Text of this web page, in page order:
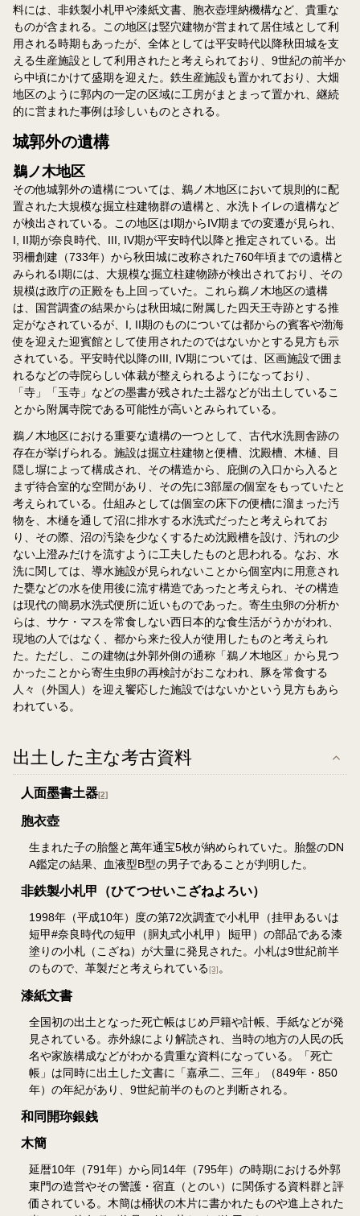
料には、非鉄製小札甲や漆紙文書、胞衣壺埋納機構など、貴重な
ものが含まれる。この地区は竪穴建物が営まれて居住域として利
用される時期もあったが、全体としては平安時代以降秋田城を支
える生産施設として利用されたと考えられており、9世紀の前半か
ら中頃にかけて盛期を迎えた。鉄生産施設も置かれており、大畑
地区のように郭内の一定の区域に工房がまとまって置かれ、継続
的に営まれた事例は珍しいものとされる。
城郭外の遺構
鵜ノ木地区
その他城郭外の遺構については、鵜ノ木地区において規則的に配
置された大規模な掘立柱建物群の遺構と、水洗トイレの遺構など
が検出されている。この地区はI期からIV期までの変遷が見られ、
I, II期が奈良時代、III, IV期が平安時代以降と推定されている。出
羽柵創建（733年）から秋田城に改称された760年頃までの遺構と
みられるI期には、大規模な掘立柱建物跡が検出されており、その
規模は政庁の正殿をも上回っていた。これら鵜ノ木地区の遺構
は、国営調査の結果からは秋田城に附属した四天王寺跡とする推
定がなされているが、I, II期のものについては都からの賓客や渤海
使を迎えた迎賓館として使用されたのではないかとする見方も示
されている。平安時代以降のIII, IV期については、区画施設で囲ま
れるなどの寺院らしい体裁が整えられるようになっており、
「寺」「玉寺」などの墨書が残された土器などが出土しているこ
とから附属寺院である可能性が高いとみられている。
鵜ノ木地区における重要な遺構の一つとして、古代水洗厠舎跡の
存在が挙げられる。施設は掘立柱建物と便槽、沈殿槽、木樋、目
隠し塀によって構成され、その構造から、庇側の入口から入ると
まず待合室的な空間があり、その先に3部屋の個室をもっていたと
考えられている。仕組みとしては個室の床下の便槽に溜まった汚
物を、木樋を通して沼に排水する水洗式だったと考えられてお
り、その際、沼の汚染を少なくするため沈殿槽を設け、汚れの少
ない上澄みだけを流すように工夫したものと思われる。なお、水
洗に関しては、導水施設が見られないことから個室内に用意され
た甕などの水を使用後に流す構造であったと考えられ、その構造
は現代の簡易水洗式便所に近いものであった。寄生虫卵の分析か
らは、サケ・マスを常食しない西日本的な食生活がうかがわれ、
現地の人ではなく、都から来た役人が使用したものと考えられ
た。ただし、この建物は外郭外側の通称「鵜ノ木地区」から見つ
かったことから寄生虫卵の再検討がおこなわれ、豚を常食する
人々（外国人）を迎え饗応した施設ではないかという見方もあら
われている。
出土した主な考古資料
人面墨書土器[2]
胞衣壺
生まれた子の胎盤と萬年通宝5枚が納められていた。胎盤のDN
A鑑定の結果、血液型B型の男子であることが判明した。
非鉄製小札甲（ひてつせいこざねよろい）
1998年（平成10年）度の第72次調査で小札甲（挂甲あるいは
短甲#奈良時代の短甲（胴丸式小札甲）∣短甲）の部品である漆
塗りの小札（こざね）が大量に発見された。小札は9世紀前半
のもので、革製だと考えられている[3] 。
漆紙文書
全国初の出土となった死亡帳はじめ戸籍や計帳、手紙などが発
見されている。赤外線により解読され、当時の地方の人民の氏
名や家族構成などがわかる貴重な資料になっている。「死亡
帳」は同時に出土した文書に「嘉承二、三年」（849年・850
年）の年紀があり、9世紀前半のものと判断される。
和同開珎銀銭
木簡
延暦10年（791年）から同14年（795年）の時期における外郭
東門の造営やその警護・宿直（とのい）に関係する資料群と評
価されている。木簡は桶状の木片に書かれたものや進上された